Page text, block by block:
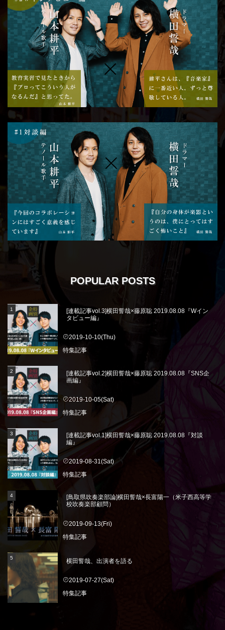
POPULAR POSTS
[連載記事vol.3]横田誓哉×藤原聡 2019.08.08『Wイン
タビュー編』
2019-10-10(Thu)
特集記事
[連載記事vol.2]横田誓哉×藤原聡 2019.08.08『SNS企
画編』
2019-10-05(Sat)
特集記事
[連載記事vol.1]横田誓哉×藤原聡 2019.08.08『対談
編』
2019-08-31(Sat)
特集記事
[鳥取県吹奏楽部論]横田誓哉×長富陽一（米子西高等学
校吹奏楽部顧問）
2019-09-13(Fri)
特集記事
横田誓哉、出演者を語る
2019-07-27(Sat)
特集記事